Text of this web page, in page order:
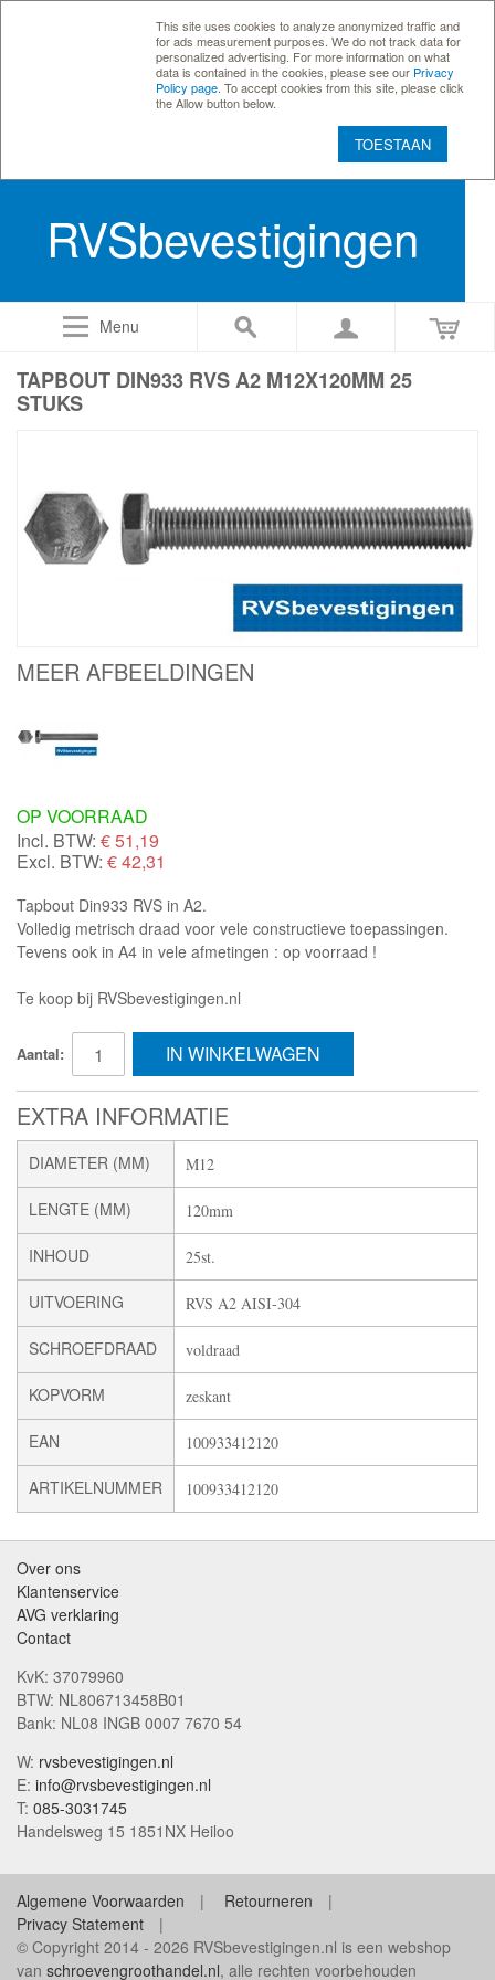
This site uses cookies to analyze anonymized traffic and
for ads measurement purposes. We do not track data for
personalized advertising. For more information on what
data is contained in the cookies, please see our Privacy
Policy page . To accept cookies from this site, please click
the Allow button below.
TOESTAAN
RVSbevestigingen
Menu
TAPBOUT DIN933 RVS A2 M12X120MM 25
STUKS
MEER AFBEELDINGEN
OP VOORRAAD
Incl. BTW: €51,19
Excl. BTW: € 42,31
Tapbout Din933 RVS in A2.
Volledig metrisch draad voor vele constructieve toepassingen.
Tevens ook in A4 in vele afmetingen : op voorraad !
Te koop bij RVSbevestigingen.nl
Aantal: IN WINKELWAGEN
EXTRA INFORMATIE
DIAMETER (MM) M12
LENGTE (MM) 120mm
INHOUD 25st.
UITVOERING RVS A2 AISI-304
SCHROEFDRAAD voldraad
KOPVORM zeskant
EAN 100933412120
ARTIKELNUMMER 100933412120
Over ons
Klantenservice
AVG verklaring
Contact
KvK: 37079960
BTW: NL806713458B01
Bank: NL08 INGB 0007 7670 54
W: rvsbevestigingen.nl
E: info@rvsbevestigingen.nl
T: 085-3031745
Handelsweg 15 1851NX Heiloo
Algemene Voorwaarden
Retourneren
Privacy Statement
© Copyright 2014 - 2026 RVSbevestigingen.nl is een webshop
van schroevengroothandel.nl, alle rechten voorbehouden